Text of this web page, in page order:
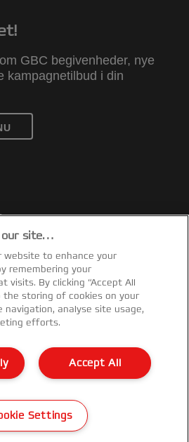
GBC begivenheder, nye
kampagnetilbud i din
af emballage
our site…
website to enhance your
remembering your
visits. By clicking “Accept All
the storing of cookies on your
navigation, analyse site usage,
efforts.
Accept All
Settings